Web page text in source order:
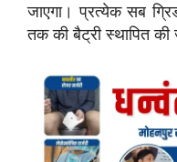
जाएगा। प्रत्येक सब
तक की बैट्री स्थापित की